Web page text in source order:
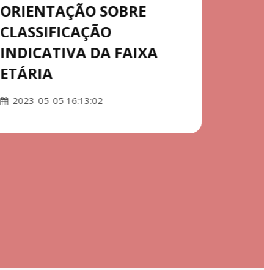
ORIENTAÇÃO SOBRE
CLASSIFICAÇÃO
INDICATIVA DA FAIXA
ETÁRIA
2023-05-05 16:13:02